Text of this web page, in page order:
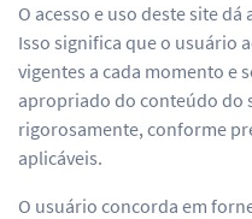
O acesso e uso deste site
Isso significa que o usuário
vigentes a cada momento e
apropriado do conteúdo do
rigorosamente, conforme
aplicáveis.
O usuário concorda em